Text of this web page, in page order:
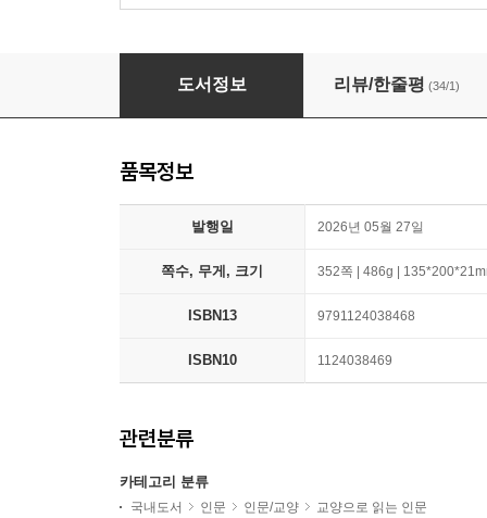
밤의 설계자
도서정보 리뷰/한줄평 (34/1)
품목정보
발행일 2026년 05월 27일
쪽수, 무게, 크기 352쪽 | 486g |
ISBN13 9791124038468
ISBN10 1124038469
관련분류
카테고리 분류
국내도서 인문 인문/교양 교양으로 읽는 인문